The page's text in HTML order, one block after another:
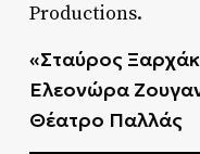
Productions.
«Σταύρος
Ελεονώρα
Θέατρο Παλλάς